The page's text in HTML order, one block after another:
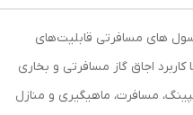
های مسافرتی قابلیت‌های
اجاق گاز مسافرتی و بخاری
مسافرت، ماهیگیری و منازل